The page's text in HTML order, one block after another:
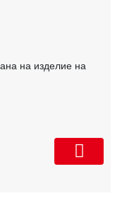
на изделие на